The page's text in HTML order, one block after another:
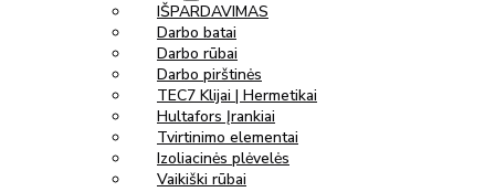
IŠPARDAVIMAS
Darbo batai
Darbo rūbai
Darbo pirštinės
TEC7 Klijai | Hermetikai
Hultafors Įrankiai
Tvirtinimo elementai
Izoliacinės plėvelės
Vaikiški rūbai